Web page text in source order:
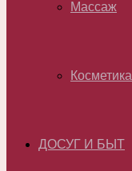
Массаж
Косметика
ДОСУГ И БЫТ